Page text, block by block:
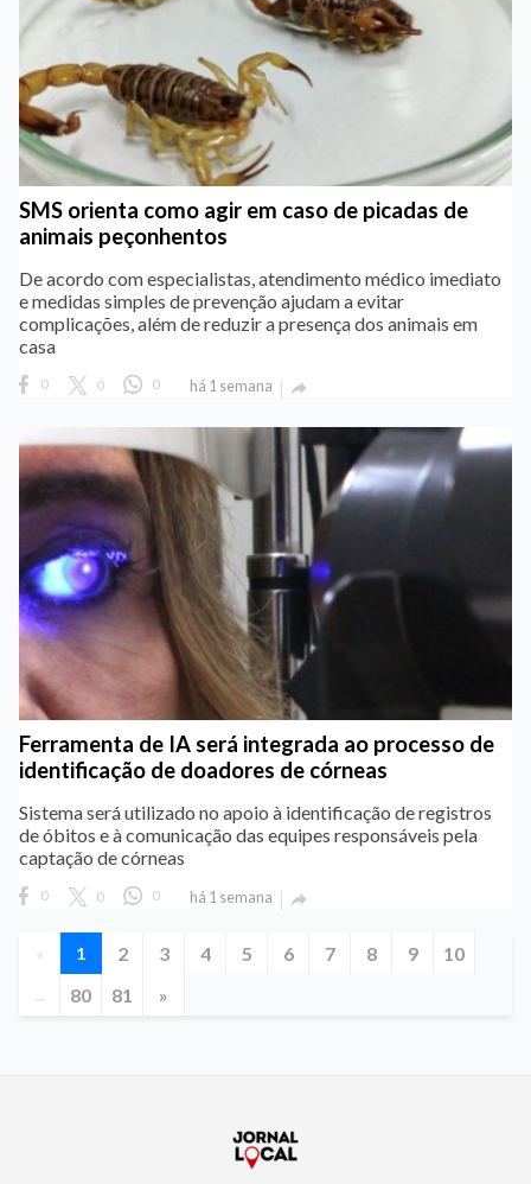
SMS orienta como agir em caso de picadas de
animais peçonhentos
De acordo com especialistas, atendimento médico imediato
e medidas simples de prevenção ajudam a evitar
complicações, além de reduzir a presença dos animais em
casa
0 0 0 há 1 semana 
Ferramenta de IA será integrada ao processo de
identificação de doadores de córneas
Sistema será utilizado no apoio à identificação de registros
de óbitos e à comunicação das equipes responsáveis pela
captação de córneas
0 0 0 há 1 semana 
« 1 2 3 4 5 6 7 8 9 10
... 80 81 »